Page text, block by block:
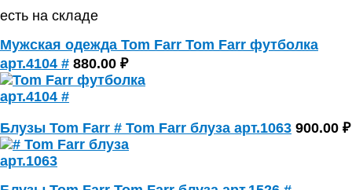
есть на складе
Мужская одежда Tom Farr Tom Farr футболка
арт.4104 # 880.00 ₽
Блузы Tom Farr # Tom Farr блуза арт.1063 900.00 ₽